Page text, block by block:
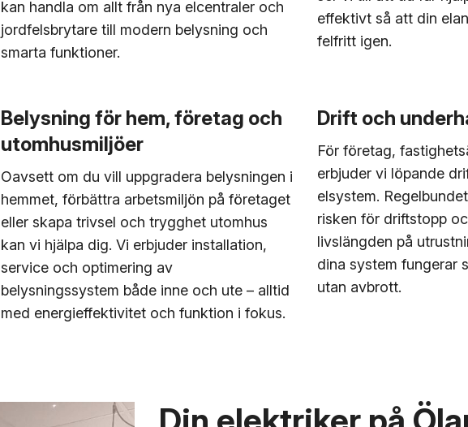
kan handla om allt från nya elcentraler och
jordfelsbrytare till modern belysning och
smarta funktioner.
effektivt så att din
felfritt igen.
Belysning för hem, företag och
utomhusmiljöer
Oavsett om du vill uppgradera belysningen i
hemmet, förbättra arbetsmiljön på företaget
eller skapa trivsel och trygghet utomhus
kan vi hjälpa dig. Vi erbjuder installation,
service och optimering av
belysningssystem både inne och ute – alltid
med energieffektivitet och funktion i fokus.
Drift och
För företag,
erbjuder vi löpande
elsystem.
risken för driftstopp
livslängden på
dina system fungerar
utan avbrott.